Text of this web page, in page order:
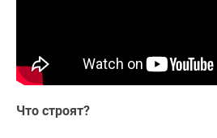
комнатные
комнатные
Что строят?